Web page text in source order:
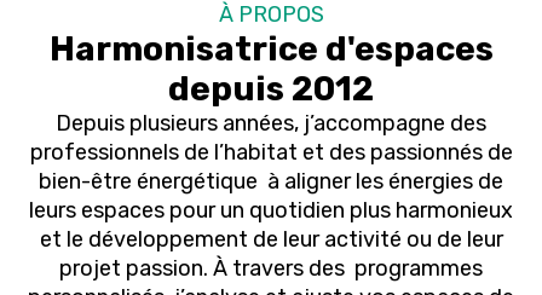
À PROPOS
Harmonisatrice d'espaces
depuis 2012
Depuis plusieurs années, j’accompagne des
professionnels de l’habitat et des passionnés de
bien-être énergétique à aligner les énergies de
leurs espaces pour un quotidien plus harmonieux
et le développement de leur activité ou de leur
projet passion. À travers des programmes